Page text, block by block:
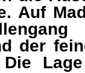
der